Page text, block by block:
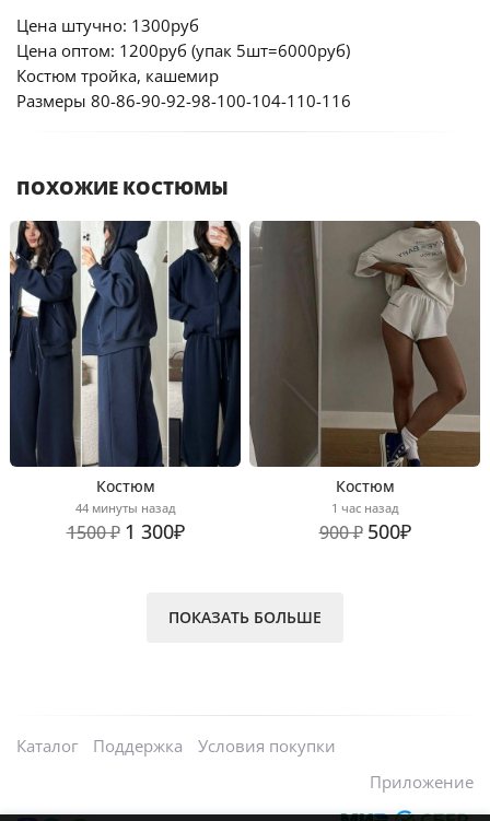
Цена штучно: 1300руб
Цена оптом: 1200руб (упак 5шт=6000руб)
Костюм тройка, кашемир
Размеры 80-86-90-92-98-100-104-110-116
ПОХОЖИЕ КОСТЮМЫ
Костюм
44 минуты назад
1500 ₽ 1 300₽
Костюм
1 час назад
900 ₽ 500₽
ПОКАЗАТЬ БОЛЬШЕ
Каталог Поддержка
Условия покупки
Приложение